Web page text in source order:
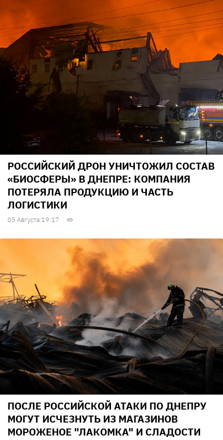
РОССИЙСКИЙ ДРОН УНИЧТОЖИЛ СОСТАВ
«БИОСФЕРЫ» В ДНЕПРЕ: КОМПАНИЯ
ПОТЕРЯЛА ПРОДУКЦИЮ И ЧАСТЬ
ЛОГИСТИКИ
05 Августа 19:17
ПОСЛЕ РОССИЙСКОЙ АТАКИ ПО ДНЕПРУ
МОГУТ ИСЧЕЗНУТЬ ИЗ МАГАЗИНОВ
МОРОЖЕНОЕ "ЛАКОМКА" И СЛАДОСТИ